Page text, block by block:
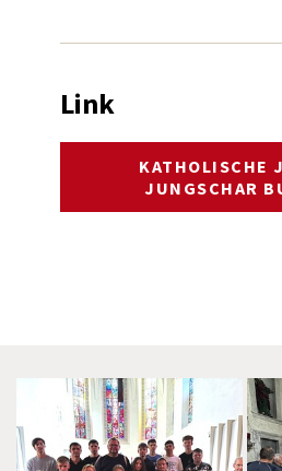
Link
KATHOLISCHE
JUNGSCHAR